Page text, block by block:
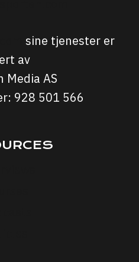
sine tjenester er
av
Media AS
928 501 566